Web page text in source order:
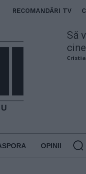
RECOMANDĂRI TV
Să
OPINII